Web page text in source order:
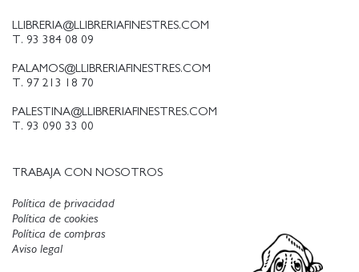
LLIBRERIA@LLIBRERIAFINESTRES.COM
T. 93 384 08 09
PALAMOS@LLIBRERIAFINESTRES.COM
T. 97 213 18 70
PALESTINA@LLIBRERIAFINESTRES.COM
T. 93 090 33 00
TRABAJA CON NOSOTROS
Política de privacidad
Política de cookies
Aviso legal
Política de compras